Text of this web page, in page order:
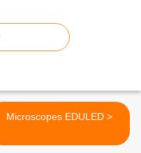
Microscopes EDULED >